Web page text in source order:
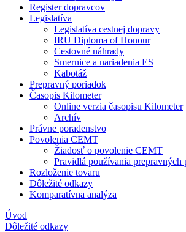
Register dopravcov
Legislatíva
Legislatíva cestnej dopravy
IRU Diploma of Honour
Cestovné náhrady
Smernice a nariadenia ES
Kabotáž
Prepravný poriadok
Časopis Kilometer
Online verzia časopisu Kilometer
Archív
Právne poradenstvo
Povolenia CEMT
Žiadosť o povolenie CEMT
Pravidlá používania
Rozloženie tovaru
Dôležité odkazy
Komparatívna analýza
Úvod
Dôležité odkazy